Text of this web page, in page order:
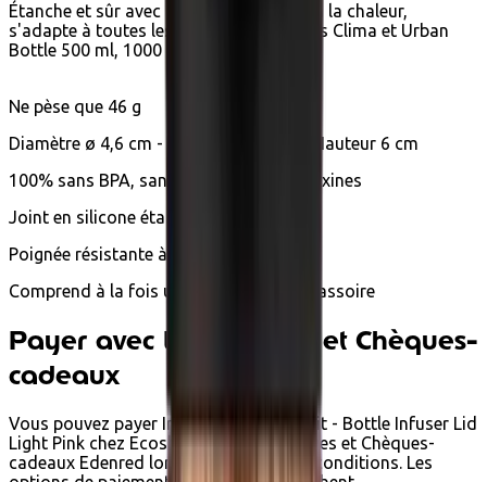
Étanche et sûr avec poignée résistante à la chaleur,
s'adapte à toutes les tailles de bouteilles Clima et Urban
Bottle 500 ml, 1000 ml.
Ne pèse que 46 g
Diamètre ø 4,6 cm - Bouche ø 2,9 cm - Hauteur 6 cm
100% sans BPA, sans phtalates, sans toxines
Joint en silicone étanche
Poignée résistante à la chaleur
Comprend à la fois un infuseur et une passoire
Payer avec Ecochèques et Chèques-
cadeaux
Vous pouvez payer Infuseur à thé et fruit - Bottle Infuser Lid
Light Pink chez Ecoshop avec Ecochèques et Chèques-
cadeaux Edenred lorsqu'il respecte les conditions. Les